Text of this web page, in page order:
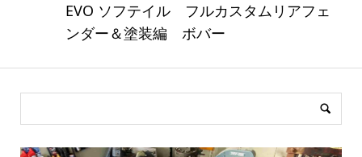
EVO ソフテイル フルカスタムリアフェ
ンダー＆塗装編 ボバー